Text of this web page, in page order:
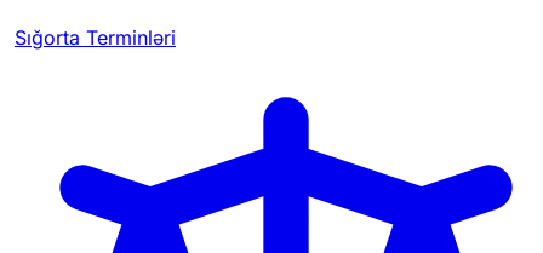
Sığorta Terminləri